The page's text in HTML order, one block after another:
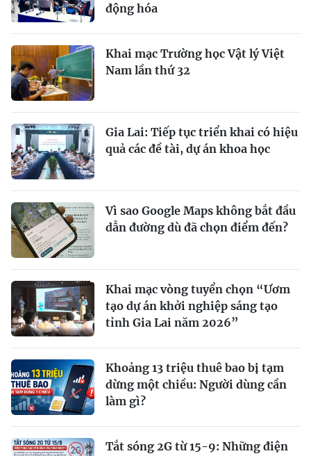
động hóa
Khai mạc Trường học Vật lý Việt
Nam lần thứ 32
Gia Lai: Tiếp tục triển khai có hiệu
quả các đề tài, dự án khoa học
Vì sao Google Maps không bắt đầu
dẫn đường dù đã chọn điểm đến?
Khai mạc vòng tuyển chọn “Ươm
tạo dự án khởi nghiệp sáng tạo
tỉnh Gia Lai năm 2026”
Khoảng 13 triệu thuê bao bị tạm
dừng một chiều: Người dùng cần
làm gì?
Tắt sóng 2G từ 15-9: Những điện